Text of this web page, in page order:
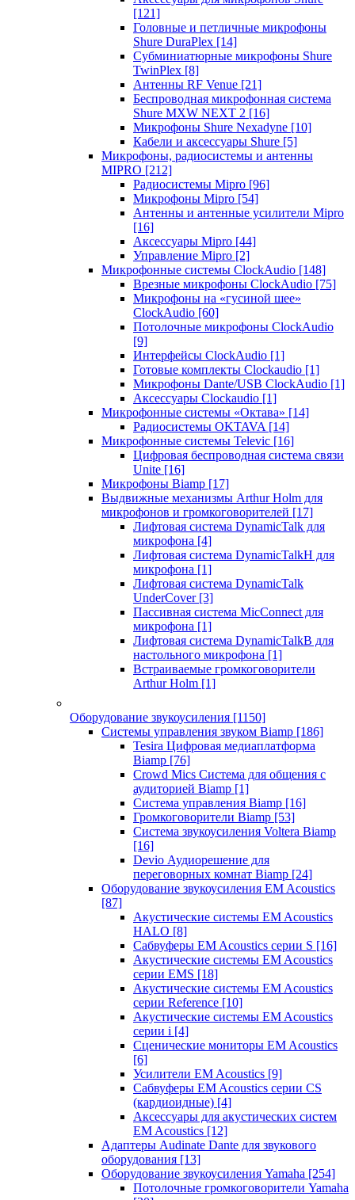
[121]
Головные и петличные микрофоны
Shure DuraPlex [14]
Субминиатюрные микрофоны Shure
TwinPlex [8]
Антенны RF Venue [21]
Беспроводная микрофонная система
Shure MXW NEXT 2 [16]
Микрофоны Shure Nexadyne [10]
Кабели и аксессуары Shure [5]
Микрофоны, радиосистемы и антенны
MIPRO [212]
Радиосистемы Mipro [96]
Микрофоны Mipro [54]
Антенны и антенные усилители Mipro
[16]
Аксессуары Mipro [44]
Управление Mipro [2]
Микрофонные системы ClockAudio [148]
Врезные микрофоны ClockAudio [75]
Микрофоны на «гусиной шее»
ClockAudio [60]
Потолочные микрофоны ClockAudio
[9]
Интерфейсы ClockAudio [1]
Готовые комплекты Clockaudio [1]
Микрофоны Dante/USB ClockAudio [1]
Аксессуары Clockaudio [1]
Микрофонные системы «Октава» [14]
Радиосистемы OKTAVA [14]
Микрофонные системы Televic [16]
Цифровая беспроводная система связи
Unite [16]
Микрофоны Biamp [17]
Выдвижные механизмы Arthur Holm для
микрофонов и громкоговорителей [17]
Лифтовая система DynamicTalk для
микрофона [4]
Лифтовая система DynamicTalkH для
микрофона [1]
Лифтовая система DynamicTalk
UnderCover [3]
Пассивная система MicConnect для
микрофона [1]
Лифтовая система DynamicTalkB для
настольного микрофона [1]
Встраиваемые громкоговорители
Arthur Holm [1]
Оборудование звукоусиления [1150]
Системы управления звуком Biamp [186]
Tesira Цифровая медиаплатформа
Biamp [76]
Crowd Mics Система для общения с
аудиторией Biamp [1]
Система управления Biamp [16]
Громкоговорители Biamp [53]
Система звукоусиления Voltera Biamp
[16]
Devio Аудиорешение для
переговорных комнат Biamp [24]
Оборудование звукоусиления EM Acoustics
[87]
Акустические системы EM Acoustics
HALO [8]
Сабвуферы EM Acoustics серии S [16]
Акустические системы EM Acoustics
серии EMS [18]
Акустические системы EM Acoustics
серии Reference [10]
Акустические системы EM Acoustics
серии i [4]
Сценические мониторы EM Acoustics
[6]
Усилители EM Acoustics [9]
Сабвуферы EM Acoustics серии CS
(кардиоидные) [4]
Аксессуары для акустических систем
EM Acoustics [12]
Адаптеры Audinate Dante для звукового
оборудования [13]
Оборудование звукоусиления Yamaha [254]
Потолочные громкоговорители Yamaha